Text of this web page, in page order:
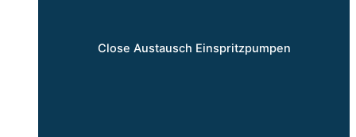
Close Austausch Einspritzpumpen